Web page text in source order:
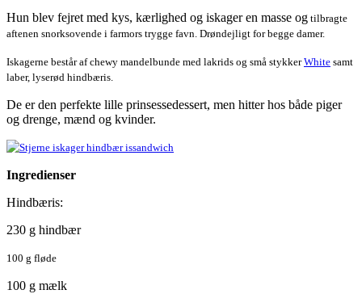
Hun blev fejret med kys, kærlighed og iskager en masse og tilbragte
aftenen snorksovende i farmors trygge favn. Drøndejligt for begge damer.
Iskagerne består afchewy mandelbunde med lakrids og små stykkerWhite samt
laber, lyserød hindbæris.
De er den perfekte lille prinsessedessert, men hitter hos både piger
og drenge, mænd og kvinder.
Ingredienser
Hindbæris:
230 g hindbær
100 g fløde
100 g mælk